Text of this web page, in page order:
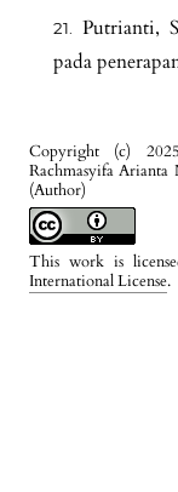
Copyright (c)
Rachmasyifa Arianta
(Author)
This work is
International License.
Putrianti,
pada